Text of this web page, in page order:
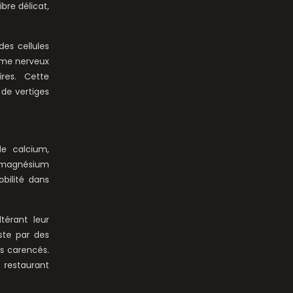
délicat,
cellules
nerveux
Cette
vertiges
calcium,
dans
leur
par des
carencés.